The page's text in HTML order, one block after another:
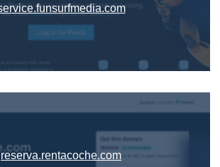
reserva.rentacoche.com